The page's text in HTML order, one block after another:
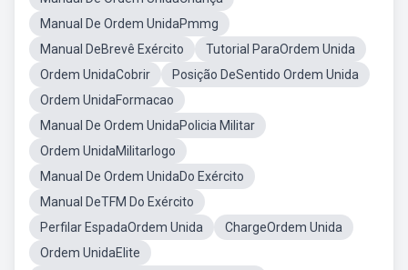
Manual De Ordem UnidaPmmg
Manual DeBrevê Exército
Tutorial ParaOrdem Unida
Ordem UnidaCobrir
Posição DeSentido Ordem Unida
Ordem UnidaFormacao
Manual De Ordem UnidaPolicia Militar
Ordem UnidaMilitarlogo
Manual De Ordem UnidaDo Exército
Manual DeTFM Do Exército
Perfilar EspadaOrdem Unida
ChargeOrdem Unida
Ordem UnidaElite